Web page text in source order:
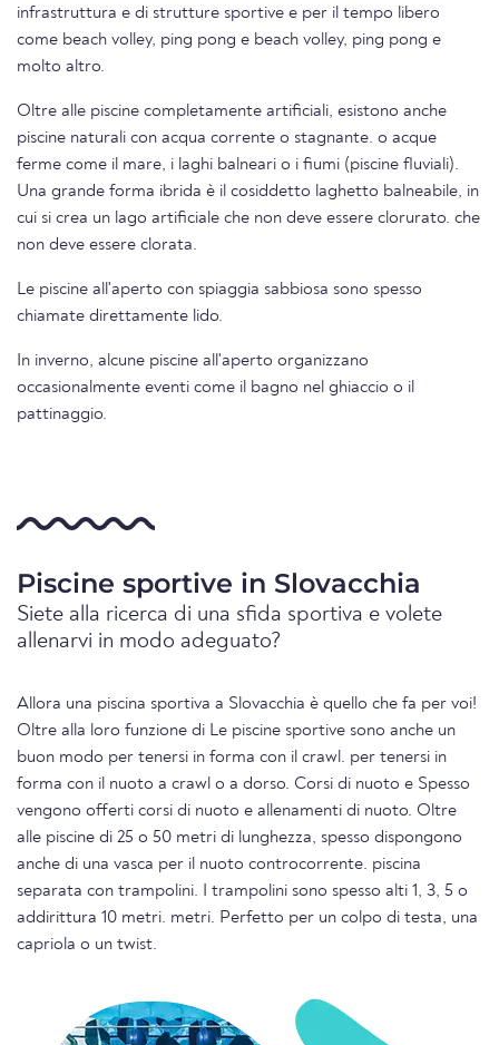
infrastruttura e di strutture sportive e per il tempo libero
come beach volley, ping pong e beach volley, ping pong e
molto altro.
Oltre alle piscine completamente artificiali, esistono anche
piscine naturali con acqua corrente o stagnante. o acque
ferme come il mare, i laghi balneari o i fiumi (piscine fluviali).
Una grande forma ibrida è il cosiddetto laghetto balneabile, in
cui si crea un lago artificiale che non deve essere clorurato. che
non deve essere clorata.
Le piscine all'aperto con spiaggia sabbiosa sono spesso
chiamate direttamente lido.
In inverno, alcune piscine all'aperto organizzano
occasionalmente eventi come il bagno nel ghiaccio o il
pattinaggio.
Piscine sportive in Slovacchia
Siete alla ricerca di una sfida sportiva e volete
allenarvi in modo adeguato?
Allora una piscina sportiva a Slovacchia è quello che fa per voi!
Oltre alla loro funzione di Le piscine sportive sono anche un
buon modo per tenersi in forma con il crawl. per tenersi in
forma con il nuoto a crawl o a dorso. Corsi di nuoto e Spesso
vengono offerti corsi di nuoto e allenamenti di nuoto. Oltre
alle piscine di 25 o 50 metri di lunghezza, spesso dispongono
anche di una vasca per il nuoto controcorrente. piscina
separata con trampolini. I trampolini sono spesso alti 1, 3, 5 o
addirittura 10 metri. metri. Perfetto per un colpo di testa, una
capriola o un twist.